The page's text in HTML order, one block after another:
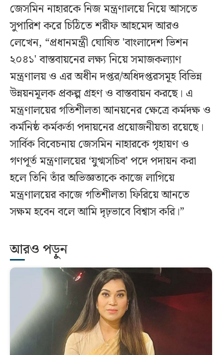
জেসমিন নাহারকে নিজ মন্ত্রণালয়ে নিয়ে আসতে
সুপারিশ করে চিঠিতে শরীফ আহমেদ আরও
লেখেন, “প্রধানমন্ত্রী ঘোষিত 'বাংলাদেশ ভিশন
২০৪১' বাস্তবায়নের লক্ষ্য নিয়ে সমাজকল্যাণ
মন্ত্রণালয় ও এর অধীন দপ্তর/অধিদপ্তরসমূহ বিভিন্ন
উন্নয়নমূলক প্রকল্প গ্রহণ ও বাস্তবায়ন করছে। এ
মন্ত্রণালয়ের গতিশীলতা আনয়নের ক্ষেত্রে কর্মদক্ষ ও
কর্মনিষ্ঠ কর্মকর্তা পদায়নের প্রয়োজনীয়তা রয়েছে।
সার্বিক বিবেচনায় জেসমিন নাহারকে গৃহায়ণ ও
গণপূর্ত মন্ত্রণালয়ের ‘যুগ্মসচিব’ পদে পদায়ন করা
হলে তিনি তাঁর অভিজ্ঞতাকে কাজে লাগিয়ে
মন্ত্রণালয়ের কাজে গতিশীলতা ফিরিয়ে আনতে
সক্ষম হবেন বলে আমি দৃঢ়ভাবে বিশ্বাস করি।”
আরও পড়ুন